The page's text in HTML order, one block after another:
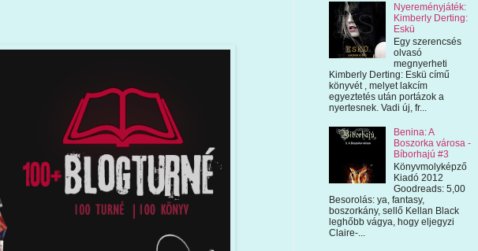
Nyereményjáték:
Kimberly Derting:
Eskü
Egy szerencsés
olvasó
megnyerheti
Kimberly Derting: Eskü című
könyvét , melyet lakcím
egyeztetés után portázok a
nyertesnek. Vadi új, fr...
Benina: A
Boszorka városa -
Bíborhajú #3
Könyvmolyképző
Kiadó 2012
Goodreads: 5,00
Besorolás: ya, fantasy,
boszorkány, sellő Kellan Black
leghőbb vágya, hogy eljegyzi
Claire-...